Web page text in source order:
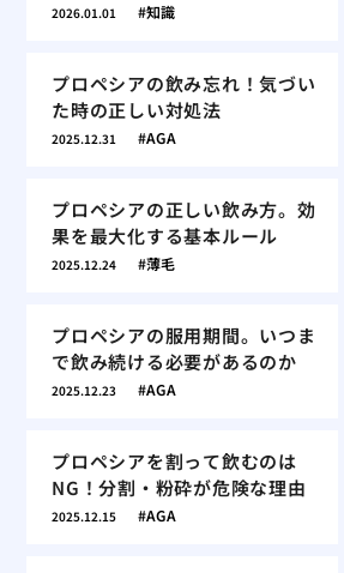
2026.01.01 知識
プロペシアの飲み忘れ！気づい
た時の正しい対処法
2025.12.31 AGA
プロペシアの正しい飲み方。効
果を最大化する基本ルール
2025.12.24 薄毛
プロペシアの服用期間。いつま
で飲み続ける必要があるのか
2025.12.23 AGA
プロペシアを割って飲むのは
NG！分割・粉砕が危険な理由
2025.12.15 AGA